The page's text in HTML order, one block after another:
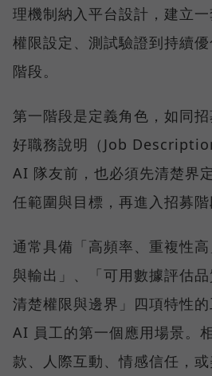
理機制納入平台設計，建立一
權限設定、測試驗證到持續
階段。
第一階段是定義角色，如同
好職務說明（Job
AI 隊友前，也必須先清楚界
任範圍與目標，再進入招募階
通常具備「高頻率、重複性
與輸出」、「可用數據評估
清楚權限與邊界」四項特性
AI 員工的第一個應用場景。
款、人際互動、情感信任，